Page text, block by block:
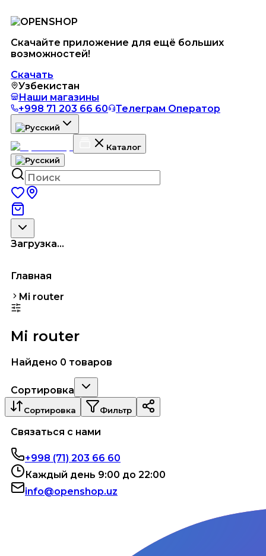
Скачайте приложение для ещё больших
возможностей!
Скачать
Узбекистан
Наши магазины
+998 71 203 66 60
Телеграм Оператор
Каталог
Загрузка...
Главная
Mi router
Mi router
Найдено 0 товаров
Сортировка
Сортировка Фильтр
Связаться с нами
+998 (71) 203 66 60
Каждый день 9:00 до 22:00
info@openshop.uz